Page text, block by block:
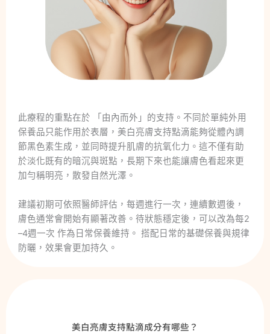
此療程的重點在於 「由內而外」的支持。不同於單純外用
保養品只能作用於表層，美白亮膚支持點滴能夠從體內調
節黑色素生成，並同時提升肌膚的抗氧化力。這不僅有助
於淡化既有的暗沉與斑點，長期下來也能讓膚色看起來更
加勻稱明亮，散發自然光澤。
建議初期可依照醫師評估，每週進行一次，連續數週後，
膚色通常會開始有顯著改善。待狀態穩定後，可以改為每2
–4週一次 作為日常保養維持。 搭配日常的基礎保養與規律
防曬，效果會更加持久。
美白亮膚支持點滴成分有哪些？